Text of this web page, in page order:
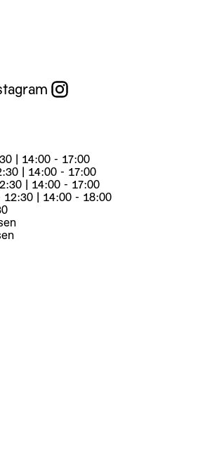
| 14:00 - 17:00
| 14:00 - 17:00
| 14:00 - 17:00
| 14:00 - 18:00